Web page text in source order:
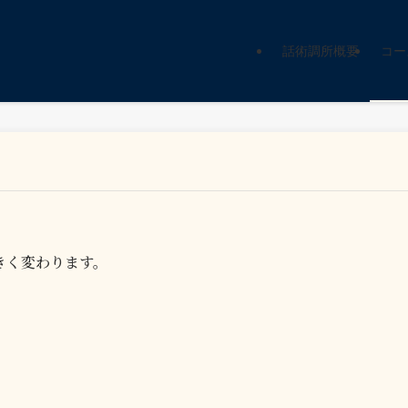
話術調所概要 コ
変わります。